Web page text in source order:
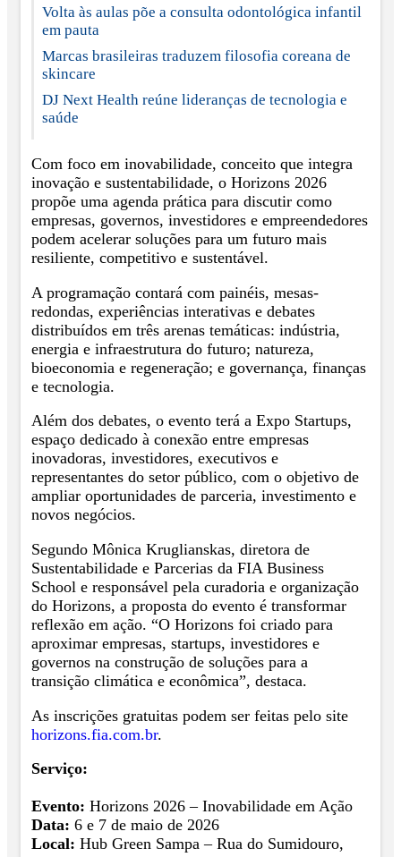
Volta às aulas põe a consulta odontológica infantil
em pauta
Marcas brasileiras traduzem filosofia coreana de
skincare
DJ Next Health reúne lideranças de tecnologia e
saúde
Com foco em inovabilidade, conceito que integra
inovação e sustentabilidade, o Horizons 2026
propõe uma agenda prática para discutir como
empresas, governos, investidores e empreendedores
podem acelerar soluções para um futuro mais
resiliente, competitivo e sustentável.
A programação contará com painéis, mesas-
redondas, experiências interativas e debates
distribuídos em três arenas temáticas: indústria,
energia e infraestrutura do futuro; natureza,
bioeconomia e regeneração; e governança, finanças
e tecnologia.
Além dos debates, o evento terá a Expo Startups,
espaço dedicado à conexão entre empresas
inovadoras, investidores, executivos e
representantes do setor público, com o objetivo de
ampliar oportunidades de parceria, investimento e
novos negócios.
Segundo Mônica Kruglianskas, diretora de
Sustentabilidade e Parcerias da FIA Business
School e responsável pela curadoria e organização
do Horizons, a proposta do evento é transformar
reflexão em ação. “O Horizons foi criado para
aproximar empresas, startups, investidores e
governos na construção de soluções para a
transição climática e econômica”, destaca.
As inscrições gratuitas podem ser feitas pelo site
horizons.fia.com.br.
Serviço:
Evento: Horizons 2026 – Inovabilidade em Ação
Data: 6 e 7 de maio de 2026
Local: Hub Green Sampa – Rua do Sumidouro,